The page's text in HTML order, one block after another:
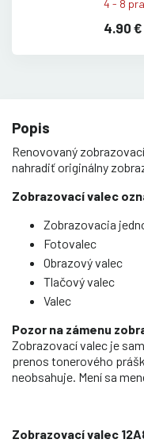
4 - 8
4.90 €
Popis
Renovovaný
nahradiť originálny
Zobrazovací valec
Zobrazovacia
Fotovalec
Obrazový valec
Tlačový valec
Valec
Pozor na zámenu
Zobrazovací valec je
prenos tonerového
neobsahuje. Mení sa
Zobrazovací valec